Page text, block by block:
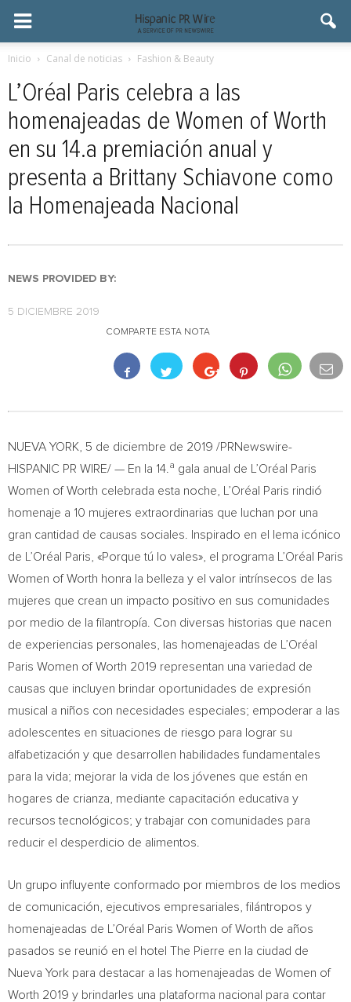
Inicio Canal de noticias Fashion & Beauty
L’Oréal Paris celebra a las
homenajeadas de Women of Worth
en su 14.a premiación anual y
presenta a Brittany Schiavone como
la Homenajeada Nacional
NEWS PROVIDED BY:
5 DICIEMBRE 2019
COMPARTE ESTA NOTA
NUEVA YORK , 5 de diciembre de 2019 /PRNewswire-
HISPANIC PR WIRE/ — En la 14. a gala anual de L’Oréal
Paris
Women of Worth celebrada esta noche, L’Oréal Paris rindió
homenaje a 10 mujeres extraordinarias que luchan por una
gran cantidad de causas sociales. Inspirado en el lema icónico
de L’Oréal Paris, «Porque tú lo vales», el programa L’Oréal
Paris
Women of Worth honra la belleza y el valor intrínsecos de las
mujeres que crean un impacto positivo en sus comunidades
por medio de la filantropía. Con diversas historias que nacen
de experiencias personales, las homenajeadas de L’Oréal
Paris Women of Worth 2019 representan una variedad de
causas que incluyen brindar oportunidades de expresión
musical a niños con necesidades especiales; empoderar a las
adolescentes en situaciones de riesgo para lograr su
alfabetización y que desarrollen habilidades fundamentales
para la vida; mejorar la vida de los jóvenes que están en
hogares de crianza, mediante capacitación educativa y
recursos tecnológicos; y trabajar con comunidades para
reducir el desperdicio de alimentos.
Un grupo influyente conformado por miembros de los medios
de comunicación, ejecutivos empresariales, filántropos y
homenajeadas de L’Oréal
Paris Women of Worth de años
pasados se reunió en el hotel The Pierre en la ciudad de
Nueva York para destacar a las homenajeadas de Women of
Worth 2019 y brindarles una plataforma nacional para contar